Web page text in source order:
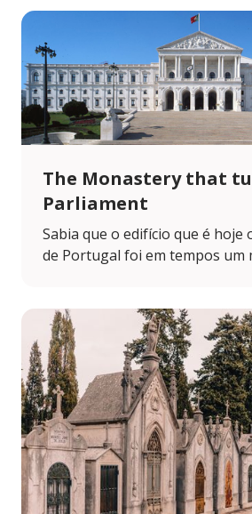
The Monastery that
Parliament
Sabia que o edifício que é hoje
de Portugal foi em tempos um